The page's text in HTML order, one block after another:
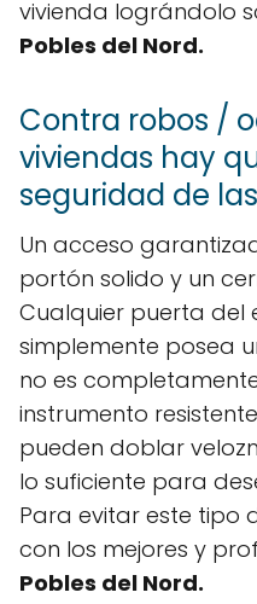
vivienda lográndolo
Pobles del Nord.
Contra robos /
viviendas hay
seguridad de
Un acceso
portón solido y un
Cualquier puerta del
simplemente posea
no es
instrumento
pueden doblar
lo suficiente para
Para evitar este tipo
con los mejores y
Pobles del Nord.